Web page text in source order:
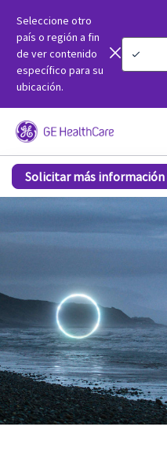
Seleccione otro
país o región a fin
de ver contenido
específico para su
ubicación.
Escáner de imr de diámetro amplio SIGNA Premier Evo de 3 T
Solicitar más información